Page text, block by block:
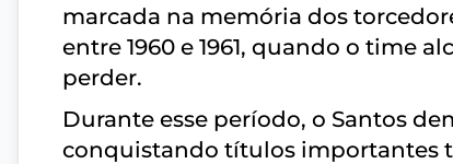
marcada na memória dos
entre 1960 e 1961, quando o time
perder.
Durante esse período, o Santos
conquistando títulos importantes